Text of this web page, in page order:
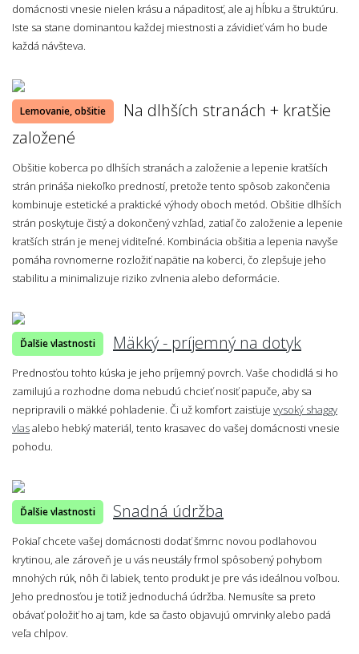
domácnosti vnesie nielen krásu a nápaditosť, ale aj hĺbku a štruktúru.
Iste sa stane dominantou každej miestnosti a závidieť vám ho bude
každá návšteva.
Lemovanie, obšitie
Na dlhších stranách + kratšie
založené
Obšitie koberca po dlhších stranách a založenie a lepenie kratších
strán prináša niekoľko predností, pretože tento spôsob zakončenia
kombinuje estetické a praktické výhody oboch metód. Obšitie dlhších
strán poskytuje čistý a dokončený vzhľad, zatiaľ čo založenie a lepenie
kratších strán je menej viditeľné. Kombinácia obšitia a lepenia navyše
pomáha rovnomerne rozložiť napätie na koberci, čo zlepšuje jeho
stabilitu a minimalizuje riziko zvlnenia alebo deformácie.
Ďalšie vlastnosti Mäkký - príjemný na dotyk
Prednosťou tohto kúska je jeho príjemný povrch. Vaše chodidlá si ho
zamilujú a rozhodne doma nebudú chcieť nosiť papuče, aby sa
nepripravili o mäkké pohladenie. Či už komfort zaisťuje vysoký shaggy
vlasalebo hebký materiál, tento krasavec do vašej domácnosti vnesie
pohodu.
Ďalšie vlastnosti Snadná údržba
Pokiaľ chcete vašej domácnosti dodať šmrnc novou podlahovou
krytinou, ale zároveň je u vás neustály frmol spôsobený pohybom
mnohých rúk, nôh či labiek, tento produkt je pre vás ideálnou voľbou.
Jeho prednosťou je totiž jednoduchá údržba. Nemusíte sa preto
obávať položiť ho aj tam, kde sa často objavujú omrvinky alebo padá
veľa chlpov.